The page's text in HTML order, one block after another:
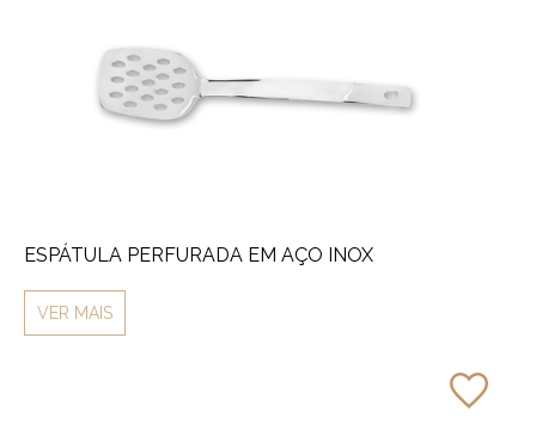
ESPÁTULA PERFURADA EM AÇO INOX
VER MAIS